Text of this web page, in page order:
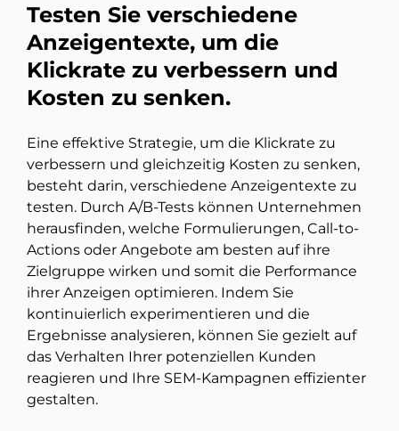
Testen Sie verschiedene
Anzeigentexte, um die
Klickrate zu verbessern und
Kosten zu senken.
Eine effektive Strategie, um die Klickrate zu
verbessern und gleichzeitig Kosten zu senken,
besteht darin, verschiedene Anzeigentexte zu
testen. Durch A/B-Tests können Unternehmen
herausfinden, welche Formulierungen, Call-to-
Actions oder Angebote am besten auf ihre
Zielgruppe wirken und somit die Performance
ihrer Anzeigen optimieren. Indem Sie
kontinuierlich experimentieren und die
Ergebnisse analysieren, können Sie gezielt auf
das Verhalten Ihrer potenziellen Kunden
reagieren und Ihre SEM-Kampagnen effizienter
gestalten.